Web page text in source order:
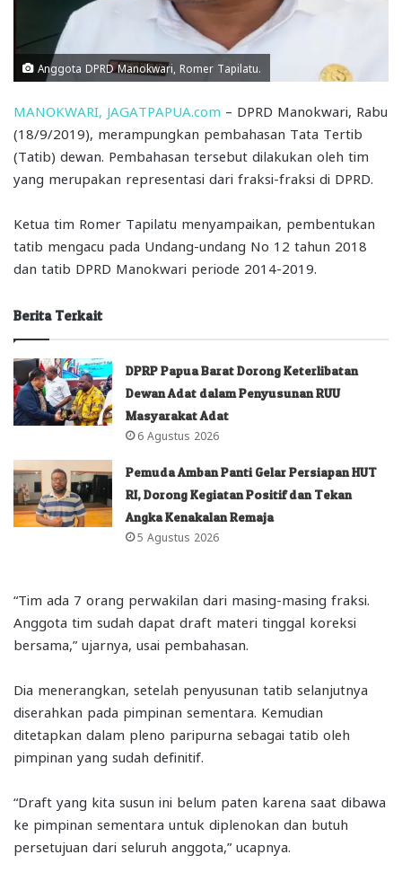
Anggota DPRD Manokwari, Romer Tapilatu.
MANOKWARI, JAGATPAPUA.com – DPRD Manokwari, Rabu
(18/9/2019), merampungkan pembahasan Tata Tertib
(Tatib) dewan. Pembahasan tersebut dilakukan oleh tim
yang merupakan representasi dari fraksi-fraksi di DPRD.
Ketua tim Romer Tapilatu menyampaikan, pembentukan
tatib mengacu pada Undang-undang No 12 tahun 2018
dan tatib DPRD Manokwari periode 2014-2019.
Berita Terkait
DPRP Papua Barat Dorong Keterlibatan
Dewan Adat dalam Penyusunan RUU
Masyarakat Adat
6 Agustus 2026
Pemuda Amban Panti Gelar Persiapan HUT
RI, Dorong Kegiatan Positif dan Tekan
Angka Kenakalan Remaja
5 Agustus 2026
“Tim ada 7 orang perwakilan dari masing-masing fraksi.
Anggota tim sudah dapat draft materi tinggal koreksi
bersama,” ujarnya, usai pembahasan.
Dia menerangkan, setelah penyusunan tatib selanjutnya
diserahkan pada pimpinan sementara. Kemudian
ditetapkan dalam pleno paripurna sebagai tatib oleh
pimpinan yang sudah definitif.
“Draft yang kita susun ini belum paten karena saat dibawa
ke pimpinan sementara untuk diplenokan dan butuh
persetujuan dari seluruh anggota,” ucapnya.